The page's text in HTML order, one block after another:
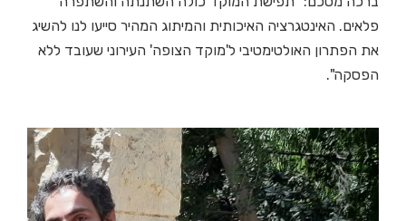
פלאים. האינטגרציה האיכותית והמיתוג המהיר סייעו לנו להשיג
את הפתרון האולטימטיבי ל'מוקד הצופה' העירוני שעובד ללא
הפסקה".